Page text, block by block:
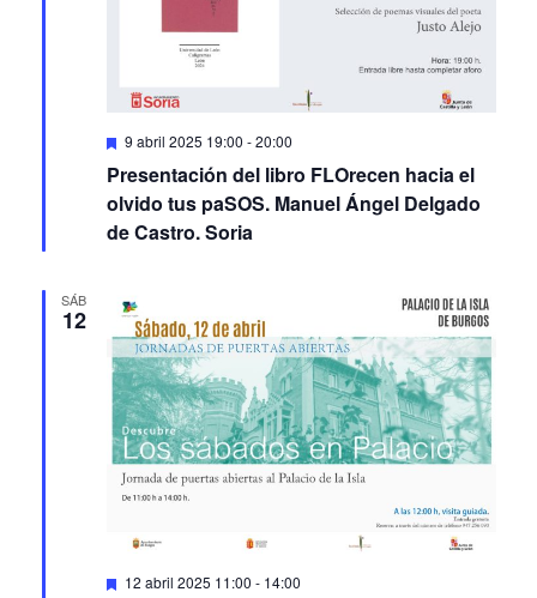
Featured
9 abril 2025 19:00 -20:00
Presentación del libro FLOrecen hacia el
olvido tus paSOS. Manuel Ángel Delgado
de Castro. Soria
SÁB
12
Featured
12 abril 2025 11:00 - 14:00